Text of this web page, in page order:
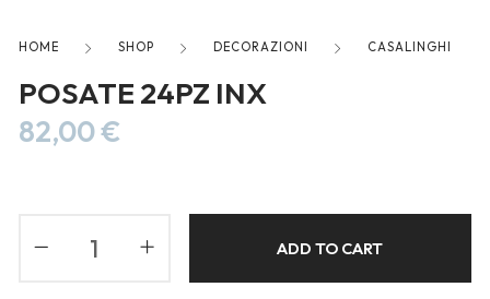
Privacy Policy
Community
Forums
HOME SHOP DECORAZIONI CASALINGHI
POSATE 24PZ INX
82,00€
ADD TO CART